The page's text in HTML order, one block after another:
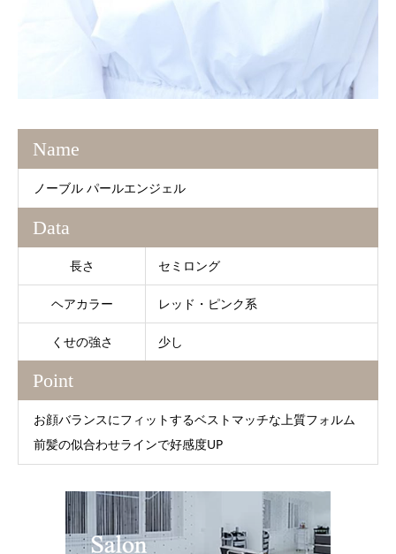
Name
ノーブル パールエンジェル
Data
長さ セミロング
ヘアカラー レッド・ピンク系
くせの強さ 少し
Point
お顔バランスにフィットするベストマッチな上質フォルム
前髪の似合わせラインで好感度UP